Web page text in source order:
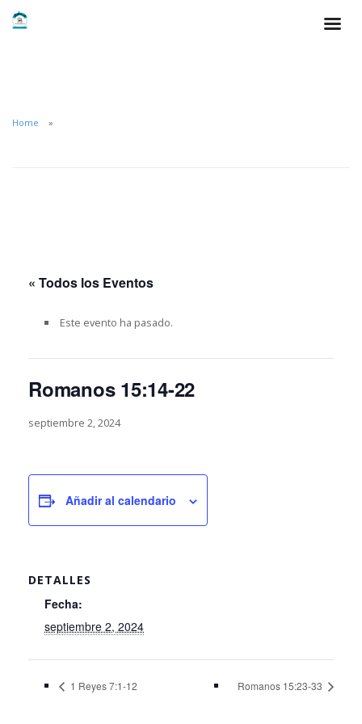
Home
« Todos los Eventos
Este evento ha pasado.
Romanos 15:14-22
septiembre 2, 2024
Añadir al calendario
DETALLES
Fecha:
septiembre 2, 2024
1 Reyes 7:1-12 Romanos 15:23-33